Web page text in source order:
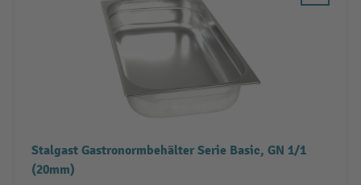
Stalgast Gastronormbehälter Serie Basic, GN 1/1
(20mm)